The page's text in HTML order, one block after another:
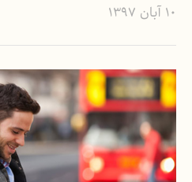
۱۰ آبان ۱۳۹۷